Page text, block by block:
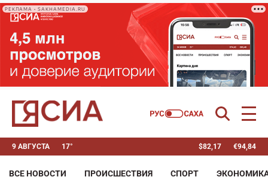
РЕКЛАМА • SAKHAMEDIA.RU
9 АВГУСТА 17° $82,17 €94,84
ВСЕ НОВОСТИ ПРОИСШЕСТВИЯ СПОРТ